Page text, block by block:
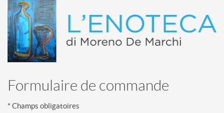
Formulaire de commande
* Champs obligatoires